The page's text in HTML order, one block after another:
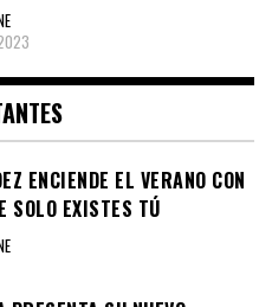
ENCIENDE EL VERANO CON
SOLO EXISTES TÚ